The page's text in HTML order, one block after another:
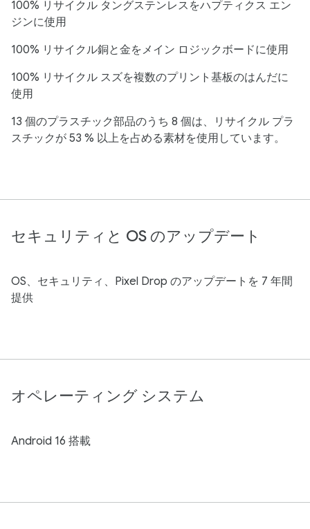
100% リサイクル タングステンレスをハプティクス エン
ジンに使用
100% リサイクル銅と金をメイン ロジックボードに使用
100% リサイクル スズを複数のプリント基板のはんだに
使用
13 個のプラスチック部品のうち 8 個は、リサイクル プラ
スチックが 53 % 以上を占める素材を使用しています。
セキュリティと OS のアップデート
OS、セキュリティ、Pixel Drop のアップデートを 7 年間
提供
オペレーティング システム
Android 16 搭載